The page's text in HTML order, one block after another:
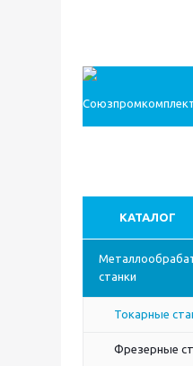
КАТАЛОГ
станки
Токарные
Фрезерные